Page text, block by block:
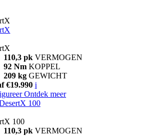
110,3 pk VERMOGEN
92 Nm KOPPEL
209 kg GEWICHT
€19.990 i
Ontdek meer
100
100
110,3 pk VERMOGEN